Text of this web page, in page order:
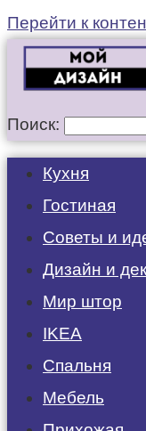
Перейти к
Поиск:
Кухня
Гостиная
Советы и
Дизайн и
Мир штор
IKEA
Спальня
Мебель